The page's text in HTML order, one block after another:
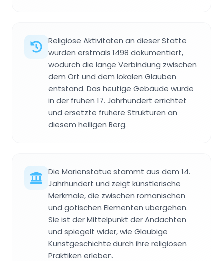
Religiöse Aktivitäten an dieser Stätte
wurden erstmals 1498 dokumentiert,
wodurch die lange Verbindung zwischen
dem Ort und dem lokalen Glauben
entstand. Das heutige Gebäude wurde
in der frühen 17. Jahrhundert errichtet
und ersetzte frühere Strukturen an
diesem heiligen Berg.
Die Marienstatue stammt aus dem 14.
Jahrhundert und zeigt künstlerische
Merkmale, die zwischen romanischen
und gotischen Elementen übergehen.
Sie ist der Mittelpunkt der Andachten
und spiegelt wider, wie Gläubige
Kunstgeschichte durch ihre religiösen
Praktiken erleben.